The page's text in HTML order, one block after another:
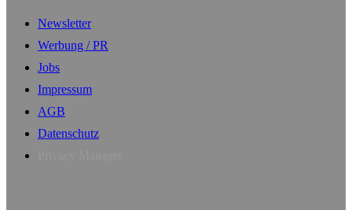
Newsletter
Werbung / PR
Jobs
Impressum
AGB
Datenschutz